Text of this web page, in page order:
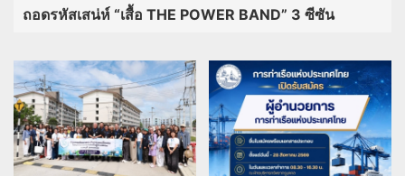
ถอดรหัสเสน่ห์ “เสื้อ THE POWER BAND” 3 ซีซัน